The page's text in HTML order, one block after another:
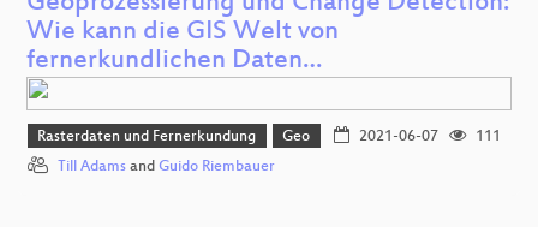
Wie kann die GIS Welt von
fernerkundlichen Daten…
Rasterdaten und Fernerkundung Geo 2021-06-07
111
Till Adams and Guido Riembauer